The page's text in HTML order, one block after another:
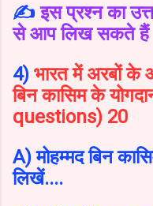
✍️इस प्रश्न का
से आप लिख सकते हैं
4) भारत में अरबों के
बिन कासिम के
questions) 20
A) मोहम्मद बिन
लिखें....